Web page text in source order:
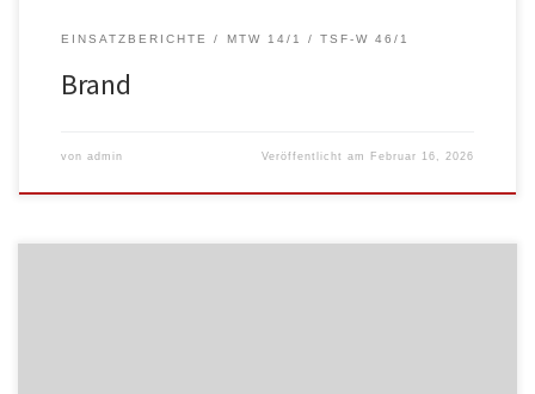
EINSATZBERICHTE MTW 14/1 TSF-W 46/1
Brand
von admin Veröffentlicht am Februar 16, 2026